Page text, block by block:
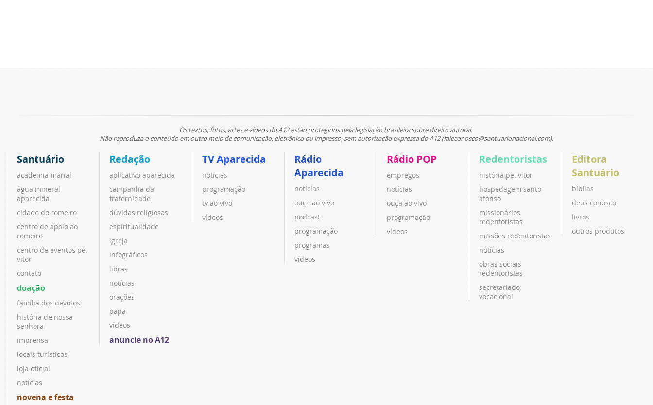
Os textos, fotos, artes e vídeos do A12 estão protegidos pela legislação brasileira sobre direito autoral.
Não reproduza o conteúdo em outro meio de comunicação, eletrônico ou impresso, sem autorização expressa do A12 (faleconosco@santuarionacional.com).
Santuário
academia marial
água mineral
aparecida
cidade do romeiro
centro de apoio ao
romeiro
centro de eventos pe.
vitor
contato
doação
família dos devotos
história de nossa
senhora
imprensa
locais turísticos
loja oficial
notícias
novena e festa
Redação
aplicativo aparecida
campanha da
fraternidade
dúvidas religiosas
espiritualidade
igreja
infográficos
libras
notícias
orações
papa
vídeos
anuncie no A12
TV Aparecida
notícias
programação
tv ao vivo
vídeos
Rádio
Aparecida
notícias
ouça ao vivo
podcast
programação
programas
vídeos
Rádio POP
empregos
notícias
ouça ao vivo
programação
vídeos
Redentoristas
história pe. vitor
hospedagem santo
afonso
missionários
redentoristas
missões redentoristas
notícias
obras sociais
redentoristas
secretariado
vocacional
Editora
Santuário
bíblias
deus conosco
livros
outros produtos